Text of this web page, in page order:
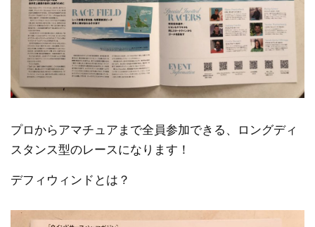
プロからアマチュアまで全員参加できる、ロングディ
スタンス型のレースになります！
デフィウィンドとは？